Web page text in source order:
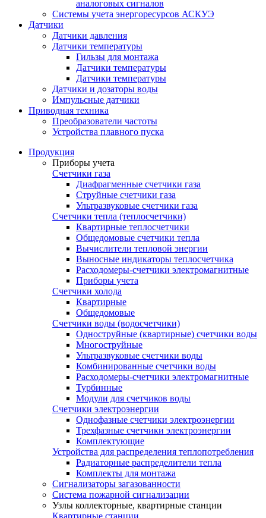
аналоговых сигналов
Системы учета энергоресурсов АСКУЭ
Датчики
Датчики давления
Датчики температуры
Гильзы для монтажа
Датчики температуры
Датчики температуры
Датчики и дозаторы воды
Импульсные датчики
Приводная техника
Преобразователи частоты
Устройства плавного пуска
Продукция
Приборы учета
Счетчики газа
Диафрагменные счетчики газа
Струйные счетчики газа
Ультразвуковые счетчики газа
Счетчики тепла (теплосчетчики)
Квартирные теплосчетчики
Общедомовые счетчики тепла
Вычислители тепловой энергии
Выносные индикаторы теплосчетчика
Расходомеры-счетчики электромагнитные
Приборы учета
Счетчики холода
Квартирные
Общедомовые
Счетчики воды (водосчетчики)
Одноструйные (квартирные) счетчики воды
Многоструйные
Ультразвуковые счетчики воды
Комбинированные счетчики воды
Расходомеры-счетчики электромагнитные
Турбинные
Модули для счетчиков воды
Счетчики электроэнергии
Однофазные счетчики электроэнергии
Трехфазные счетчики электроэнергии
Комплектующие
Устройства для распределения теплопотребления
Радиаторные распределители тепла
Комплекты для монтажа
Сигнализаторы загазованности
Система пожарной сигнализации
Узлы коллекторные, квартирные станции
Квартирные станции